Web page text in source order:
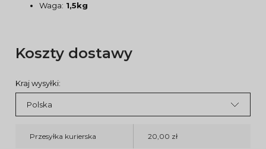
Waga: 1,5kg
Koszty dostawy
Kraj wysyłki:
Przesyłka kurierska 20,00 zł